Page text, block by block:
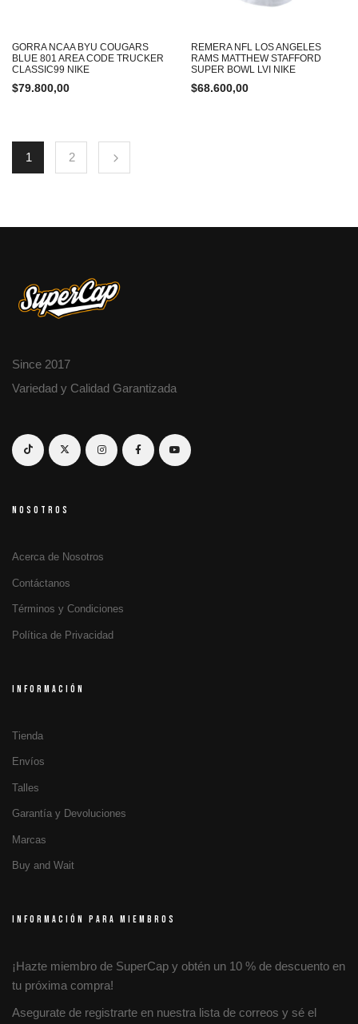
GORRA NCAA BYU COUGARS
BLUE 801 AREA CODE TRUCKER
CLASSIC99 NIKE
$79.800,00
REMERA NFL LOS ANGELES
RAMS MATTHEW STAFFORD
SUPER BOWL LVI NIKE
$68.600,00
1 2
Since 2017
Variedad y Calidad Garantizada
NOSOTROS
Acerca de Nosotros
Contáctanos
Términos y Condiciones
Política de Privacidad
INFORMACIÓN
Tienda
Envíos
Talles
Garantía y Devoluciones
Marcas
Buy and Wait
INFORMACIÓN PARA MIEMBROS
¡Hazte miembro de SuperCap y obtén un 10 % de descuento en
tu próxima compra!
Asegurate de registrarte en nuestra lista de correos y sé el